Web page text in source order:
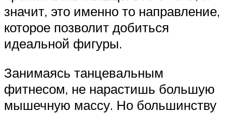
значит, это именно то направление,
которое позволит добиться
идеальной фигуры.
Занимаясь танцевальным
фитнесом, не нарастишь большую
мышечную массу. Но большинству